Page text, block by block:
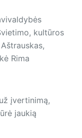
kultūros
Rima
įvertinimą,
jaukią